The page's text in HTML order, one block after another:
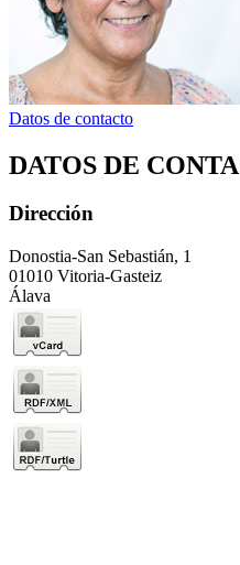
Datos de contacto
DATOS DE
Dirección
Donostia-San Sebastián, 1
01010 Vitoria-Gasteiz
Álava